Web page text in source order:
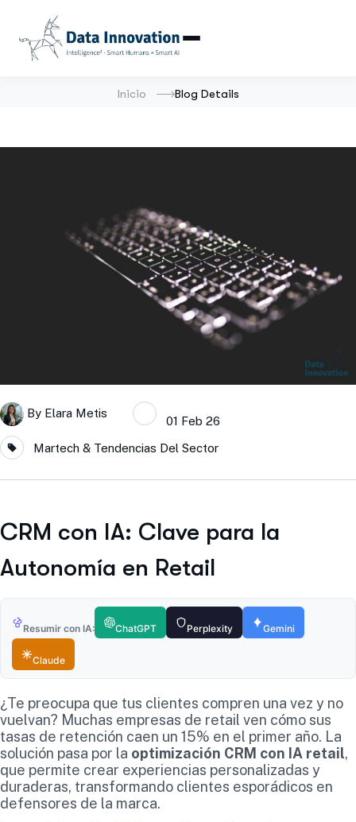
Inicio Blog Details
By Elara Metis
01 Feb 26
Martech & Tendencias Del Sector
CRM con IA: Clave para la
Autonomía en Retail
Resumir con IA: ChatGPT Perplexity Gemini
Claude
¿Te preocupa que tus clientes compren una vez y no
vuelvan? Muchas empresas de retail ven cómo sus
tasas de retención caen un 15% en el primer año. La
solución pasa por la optimización CRM con IA retail,
que permite crear experiencias personalizadas y
duraderas, transformando clientes esporádicos en
defensores de la marca.